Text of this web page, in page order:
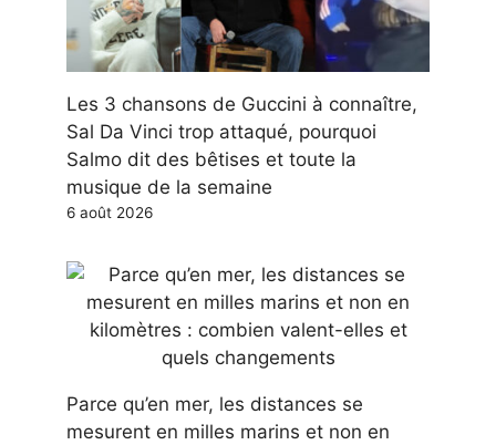
Les 3 chansons de Guccini à connaître,
Sal Da Vinci trop attaqué, pourquoi
Salmo dit des bêtises et toute la
musique de la semaine
6 août 2026
Parce qu’en mer, les distances se
mesurent en milles marins et non en